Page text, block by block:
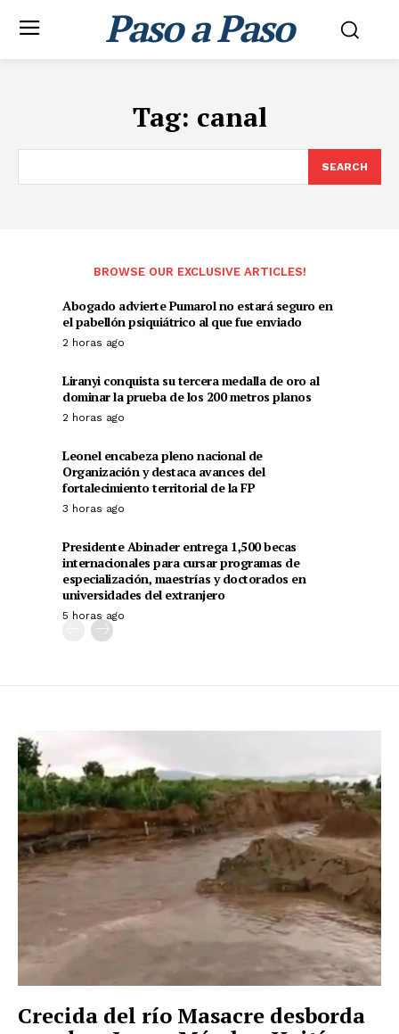
Paso a Paso
Tag: canal
SEARCH
BROWSE OUR EXCLUSIVE ARTICLES!
Abogado advierte Pumarol no estará seguro en
el pabellón psiquiátrico al que fue enviado
2 horas ago
Liranyi conquista su tercera medalla de oro al
dominar la prueba de los 200 metros planos
2 horas ago
Leonel encabeza pleno nacional de
Organización y destaca avances del
fortalecimiento territorial de la FP
3 horas ago
Presidente Abinader entrega 1,500 becas
internacionales para cursar programas de
especialización, maestrías y doctorados en
universidades del extranjero
5 horas ago
Crecida del río Masacre desborda